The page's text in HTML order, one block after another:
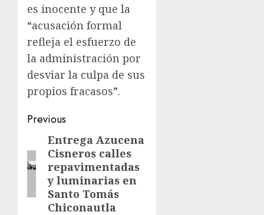
es inocente y que la
“acusación formal
refleja el esfuerzo de
la administración por
desviar la culpa de sus
propios fracasos”.
Previous
Entrega Azucena
Cisneros calles
repavimentadas
y luminarias en
Santo Tomás
Chiconautla